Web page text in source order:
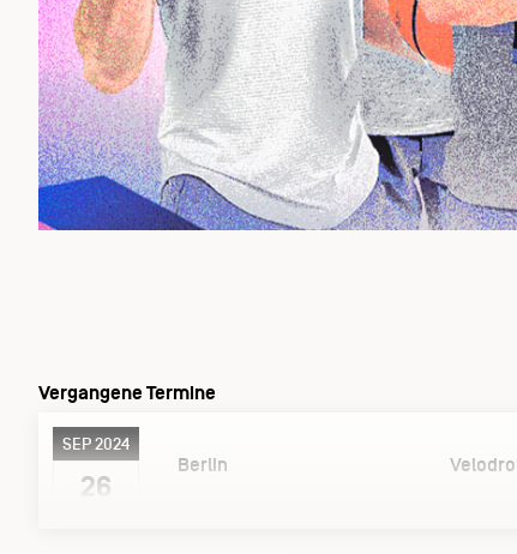
Vergangene Termine
SEP 2024
26
Berlin